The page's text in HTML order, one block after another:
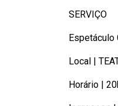
SERVIÇO
Espetáculo
Local |
Horário |